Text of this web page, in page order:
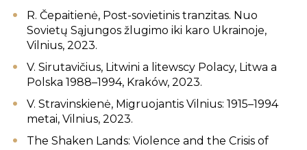
R. Čepaitienė, Post-sovietinis tranzitas. Nuo
Sovietų Sąjungos žlugimo iki karo Ukrainoje,
Vilnius, 2023.
V. Sirutavičius, Litwini a litewscy Polacy, Litwa a
Polska 1988–1994, Kraków, 2023.
V. Stravinskienė, Migruojantis Vilnius: 1915–1994
metai, Vilnius, 2023.
The Shaken Lands: Violence and the Crisis of